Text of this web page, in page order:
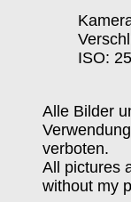
ISO:
Alle Bilder
verboten.
All pictures
without my